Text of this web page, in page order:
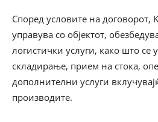
Според условите на договорот,
управува со објектот,
логистички услуги, како што се
складирање, прием на стока,
дополнителни услуги
производите.